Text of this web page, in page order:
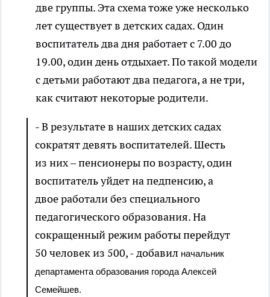
две группы. Эта схема тоже уже несколько
лет существует в детских садах. Один
воспитатель два дня работает с 7.00 до
19.00, один день отдыхает. По такой модели
с детьми работают два педагога, а не три,
как считают некоторые родители.
- В результате в наших детских садах
сократят девять воспитателей. Шесть
из них – пенсионеры по возрасту, один
воспитатель уйдет на педпенсию, а
двое работали без специального
педагогического образования. На
сокращенный режим работы перейдут
50 человек из 500, - добавил начальник
департамента образования города Алексей
Семейшев.